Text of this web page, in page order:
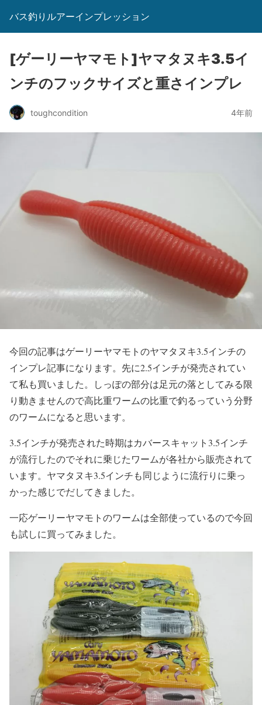
バス釣りルアーインプレッション
[ゲーリーヤマモト]ヤマタヌキ3.5イ
ンチのフックサイズと重さインプレ
toughcondition 4年前
今回の記事はゲーリーヤマモトのヤマタヌキ3.5インチの
インプレ記事になります。先に2.5インチが発売されてい
て私も買いました。しっぽの部分は足元の落としてみる限
り動きませんので高比重ワームの比重で釣るっていう分野
のワームになると思います。
3.5インチが発売された時期はカバースキャット3.5インチ
が流行したのでそれに乗じたワームが各社から販売されて
います。ヤマタヌキ3.5インチも同じように流行りに乗っ
かった感じでだしてきました。
一応ゲーリーヤマモトのワームは全部使っているので今回
も試しに買ってみました。